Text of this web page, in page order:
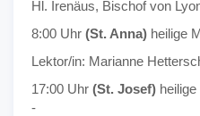
Hl. Irenäus, Bischof von
8:00 Uhr (St. Anna) heilige
Lektor/in: Marianne
17:00 Uhr (St. Josef)
-